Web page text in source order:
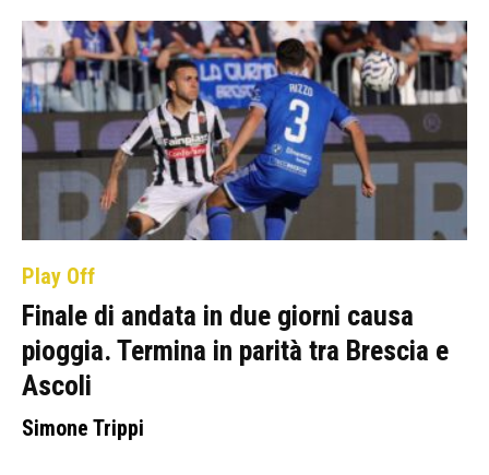
Play Off
Finale di andata in due giorni causa
pioggia. Termina in parità tra Brescia e
Ascoli
Simone Trippi